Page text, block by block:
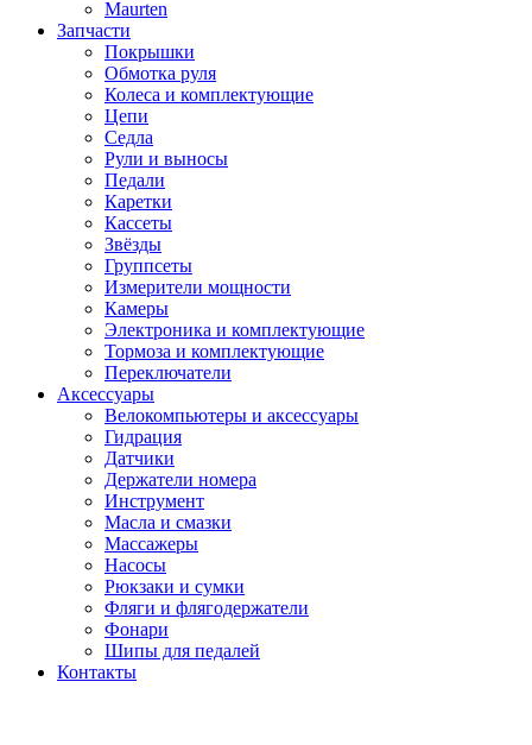
Maurten
Запчасти
Покрышки
Обмотка руля
Колеса и комплектующие
Цепи
Седла
Рули и выносы
Педали
Каретки
Кассеты
Звёзды
Группсеты
Измерители мощности
Камеры
Электроника и комплектующие
Тормоза и комплектующие
Переключатели
Аксессуары
Велокомпьютеры и аксессуары
Гидрация
Датчики
Держатели номера
Инструмент
Масла и смазки
Массажеры
Насосы
Рюкзаки и сумки
Фляги и флягодержатели
Фонари
Шипы для педалей
Контакты